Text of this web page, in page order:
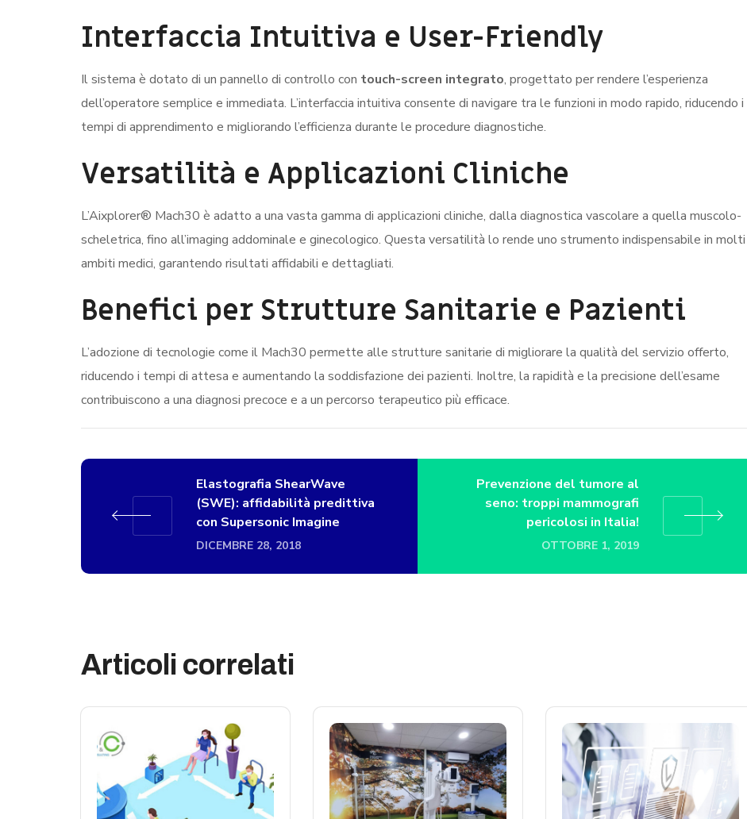
Interfaccia Intuitiva e User-Friendly
Il sistema è dotato di un pannello di controllo con touch-screen integrato, progettato per rendere l’esperienza
dell’operatore semplice e immediata. L’interfaccia intuitiva consente di navigare tra le funzioni in modo rapido, riducendo i
tempi di apprendimento e migliorando l’efficienza durante le procedure diagnostiche.
Versatilità e Applicazioni Cliniche
L’Aixplorer® Mach30 è adatto a una vasta gamma di applicazioni cliniche, dalla diagnostica vascolare a quella muscolo-
scheletrica, fino all’imaging addominale e ginecologico. Questa versatilità lo rende uno strumento indispensabile in molti
ambiti medici, garantendo risultati affidabili e dettagliati.
Benefici per Strutture Sanitarie e Pazienti
L’adozione di tecnologie come il Mach30 permette alle strutture sanitarie di migliorare la qualità del servizio offerto,
riducendo i tempi di attesa e aumentando la soddisfazione dei pazienti. Inoltre, la rapidità e la precisione dell’esame
contribuiscono a una diagnosi precoce e a un percorso terapeutico più efficace.
Elastografia ShearWave
(SWE): affidabilità predittiva
con Supersonic Imagine
DICEMBRE 28, 2018
Prevenzione del tumore al
seno: troppi mammografi
pericolosi in Italia!
OTTOBRE 1, 2019
Articoli correlati